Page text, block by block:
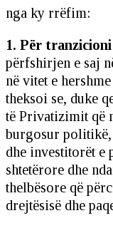
nga ky rrëfim:
1. Për tranzicioni
përfshirjen e saj
në vitet e
theksoi se, duke
të Privatizimit që
burgosur politikë,
dhe investitorët e
shtetërore dhe
thelbësore që
drejtësisë dhe